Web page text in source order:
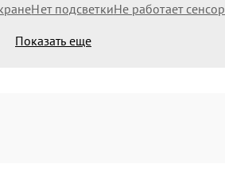
Нет подсветкиНе работает сенсор
Показать еще